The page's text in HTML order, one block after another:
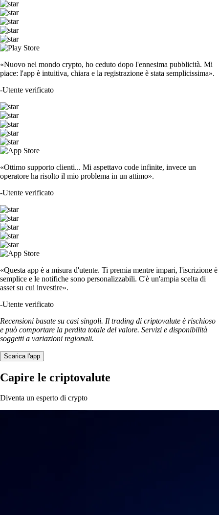
«Nuovo nel mondo crypto, ho ceduto dopo l'ennesima pubblicità. Mi
piace: l'app è intuitiva, chiara e la registrazione è stata semplicissima».
-Utente verificato
«Ottimo supporto clienti... Mi aspettavo code infinite, invece un
operatore ha risolto il mio problema in un attimo».
-Utente verificato
«Questa app è a misura d'utente. Ti premia mentre impari, l'iscrizione è
semplice e le notifiche sono personalizzabili. C'è un'ampia scelta di
asset su cui investire».
-Utente verificato
Recensioni basate su casi singoli. Il trading di criptovalute è rischioso
e può comportare la perdita totale del valore. Servizi e disponibilità
soggetti a variazioni regionali.
Scarica l'app
Capire le criptovalute
Diventa un esperto di crypto